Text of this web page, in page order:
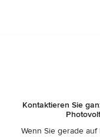
Kontaktieren Sie
Wenn Sie gerade